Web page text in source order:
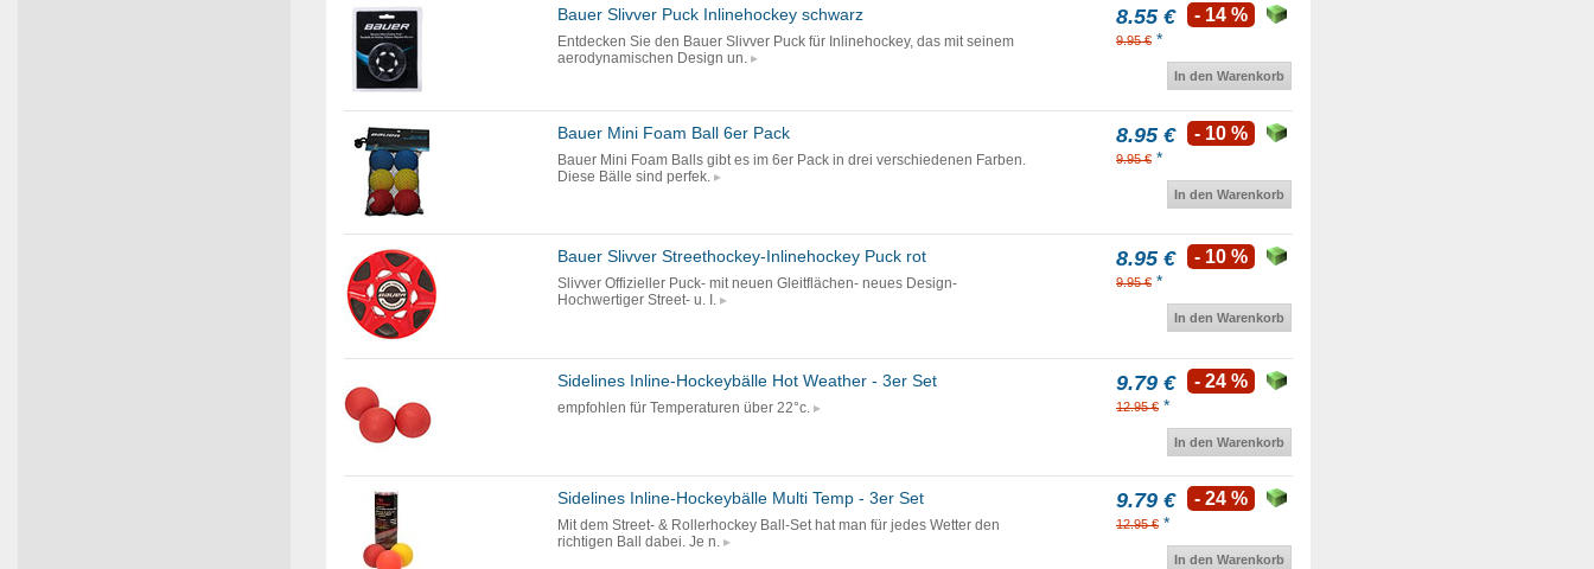
Bauer Slivver Puck Inlinehockey schwarz
Entdecken Sie den Bauer Slivver Puck für Inlinehockey, das mit seinem
aerodynamischen Design un.
8.55 €
9.95 € *
- 14 %
In den Warenkorb
Bauer Mini Foam Ball 6er Pack
Bauer Mini Foam Balls gibt es im 6er Pack in drei verschiedenen Farben.
Diese Bälle sind perfek.
8.95 €
9.95 € *
- 10 %
In den Warenkorb
Bauer Slivver Streethockey-Inlinehockey Puck rot
Slivver Offizieller Puck- mit neuen Gleitflächen- neues Design-
Hochwertiger Street- u. I.
8.95 €
9.95 € *
- 10 %
In den Warenkorb
Sidelines Inline-Hockeybälle Hot Weather - 3er Set
empfohlen für Temperaturen über 22°c.
9.79 €
12.95 € *
- 24 %
In den Warenkorb
Sidelines Inline-Hockeybälle Multi Temp - 3er Set
Mit dem Street- & Rollerhockey Ball-Set hat man für jedes Wetter den
richtigen Ball dabei. Je n.
9.79 €
12.95 € *
- 24 %
In den Warenkorb